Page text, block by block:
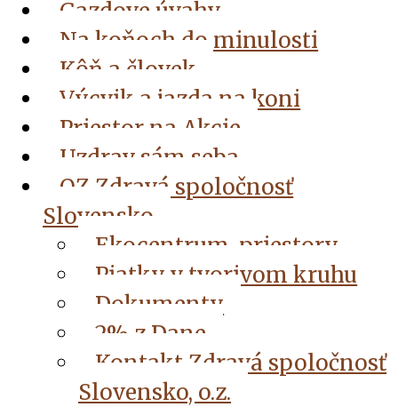
Gazdove úvahy
Na koňoch do minulosti
Kôň a človek
Výcvik a jazda na koni
Priestor na Akcie
Uzdrav sám seba
OZ Zdravá spoločnosť
Slovensko
Ekocentrum, priestory
Piatky v tvorivom kruhu
Dokumenty
2% z Dane
Kontakt Zdravá spoločnosť
Slovensko, o.z.